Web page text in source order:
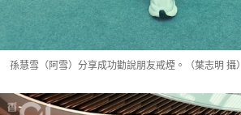
孫慧雪（阿雪）分享成功勸說朋友戒煙。（葉志明 攝）